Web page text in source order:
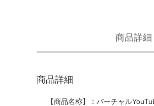
商品詳細
商品詳細
【商品名称】：バーチャル